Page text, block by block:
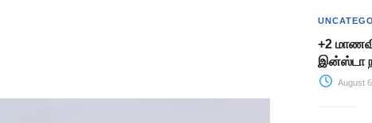
+2
இன்ஸ்டா
August